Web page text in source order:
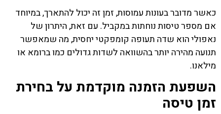
כאשר מדובר בעונות עמוסות, זמן זה יכול להתארך, במיוחד
אם מספר טיסות נוחתות במקביל. עם זאת, היתרון של
נאפולי הוא שדה תעופה קומפקטי יחסית, מה שמאפשר
תנועה מהירה יותר בהשוואה לשדות גדולים כמו ברומא או
מילאנו.
השפעת הזמנה מוקדמת על בחירת
זמן טיסה